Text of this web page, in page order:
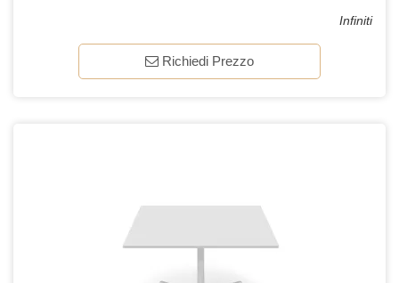
Infiniti
Richiedi Prezzo